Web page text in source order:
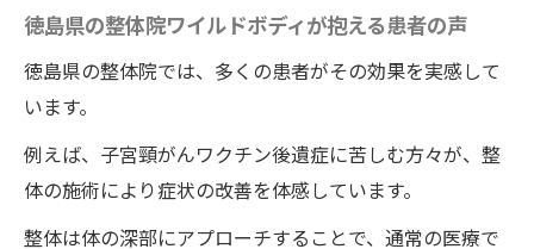
地域密着型の整体院ワイルドボディが示す
未来
深部アプローチで劇的改善を実現する整体院ワ
イルドボディの施術の秘密
深部アプローチとは何か？
一回の施術で変化を実感できる理由
徳島県の整体院ワイルドボディが抱える患者の声
徳島県の整体院では、多くの患者がその効果を実感して
います。
例えば、子宮頸がんワクチン後遺症に苦しむ方々が、整
体の施術により症状の改善を体感しています。
整体は体の深部にアプローチすることで、通常の医療で